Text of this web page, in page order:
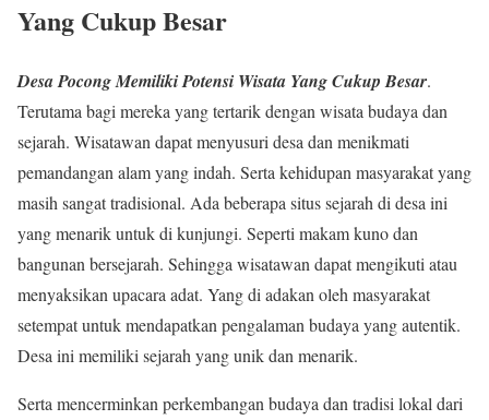
Yang Cukup Besar
Desa Pocong Memiliki Potensi Wisata Yang Cukup Besar.
Terutama bagi mereka yang tertarik dengan wisata budaya dan
sejarah. Wisatawan dapat menyusuri desa dan menikmati
pemandangan alam yang indah. Serta kehidupan masyarakat yang
masih sangat tradisional. Ada beberapa situs sejarah di desa ini
yang menarik untuk di kunjungi. Seperti makam kuno dan
bangunan bersejarah. Sehingga wisatawan dapat mengikuti atau
menyaksikan upacara adat. Yang di adakan oleh masyarakat
setempat untuk mendapatkan pengalaman budaya yang autentik.
Desa ini memiliki sejarah yang unik dan menarik.
Serta mencerminkan perkembangan budaya dan tradisi lokal dari